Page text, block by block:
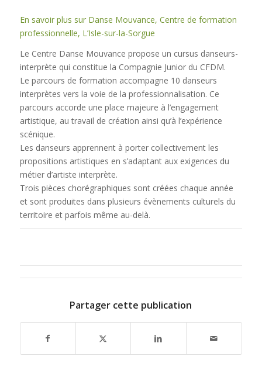
En savoir plus sur Danse Mouvance, Centre de formation
professionnelle, L’Isle-sur-la-Sorgue
Le Centre Danse Mouvance propose un cursus danseurs-
interprète qui constitue la Compagnie Junior du CFDM.
Le parcours de formation accompagne 10 danseurs
interprètes vers la voie de la professionnalisation. Ce
parcours accorde une place majeure à l’engagement
artistique, au travail de création ainsi qu’à l’expérience
scénique.
Les danseurs apprennent à porter collectivement les
propositions artistiques en s’adaptant aux exigences du
métier d’artiste interprète.
Trois pièces chorégraphiques sont créées chaque année
et sont produites dans plusieurs évènements culturels du
territoire et parfois même au-delà.
Partager cette publication